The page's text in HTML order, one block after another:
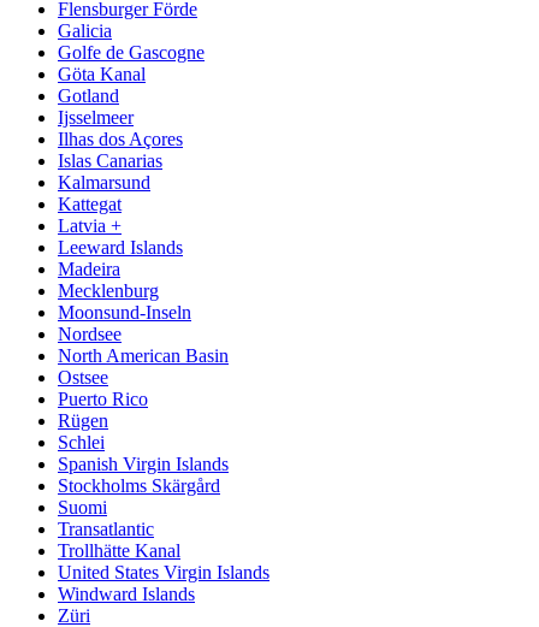
Flensburger Förde
Galicia
Golfe de Gascogne
Göta Kanal
Gotland
Ijsselmeer
Ilhas dos Açores
Islas Canarias
Kalmarsund
Kattegat
Latvia +
Leeward Islands
Madeira
Mecklenburg
Moonsund-Inseln
Nordsee
North American Basin
Ostsee
Puerto Rico
Rügen
Schlei
Spanish Virgin Islands
Stockholms Skärgård
Suomi
Transatlantic
Trollhätte Kanal
United States Virgin Islands
Windward Islands
Züri